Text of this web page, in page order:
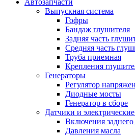
Автозапчасти
Выпускная система
Гофры
Бандаж глушителя
Задняя часть
Средняя часть
Труба приемная
Крепления
Генераторы
Регулятор
Диодные мосты
Генератор в сборе
Датчики и
Включения заднего
Давления масла